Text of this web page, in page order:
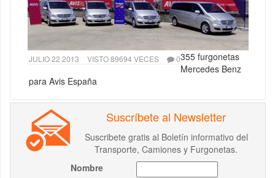
JULIO 22 2013 VISTO 89694 VECES 0355 furgonetas
Mercedes Benz
para Avis España
Suscríbete al Newsletter
Suscribete gratis al Boletín informativo del
Transporte, Camiones y Furgonetas.
Nombre